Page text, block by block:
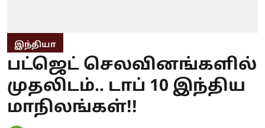
இந்தியா
பட்ஜெட் செலவினங்களில்
முதலிடம்.. டாப் 10 இந்திய
மாநிலங்கள்!!